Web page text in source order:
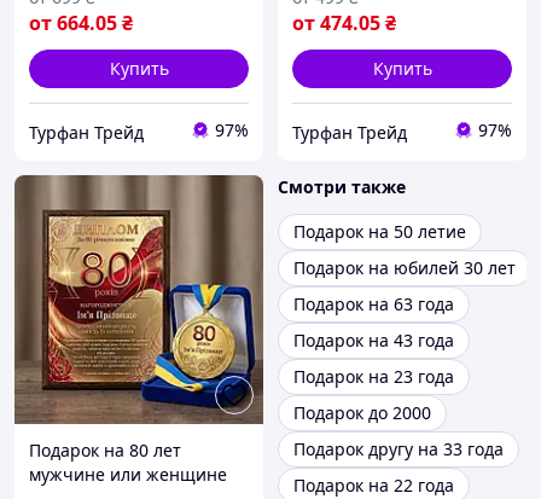
от664.05₴
Купить
Турфан Трейд 97%
от474.05₴
Купить
Турфан Трейд 97%
Подарок на 80 лет
мужчине или женщине
Смотри также
Подарок на 50 летие
Подарок на юбилей 30 лет
Подарок на 63 года
Подарок на 43 года
Подарок на 23 года
Подарок до 2000
Подарок другу на 33 года
Подарок на 22 года